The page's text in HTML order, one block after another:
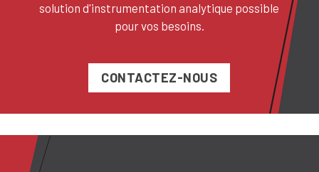
solution d'instrumentation analytique possible
pour vos besoins.
CONTACTEZ-NOUS